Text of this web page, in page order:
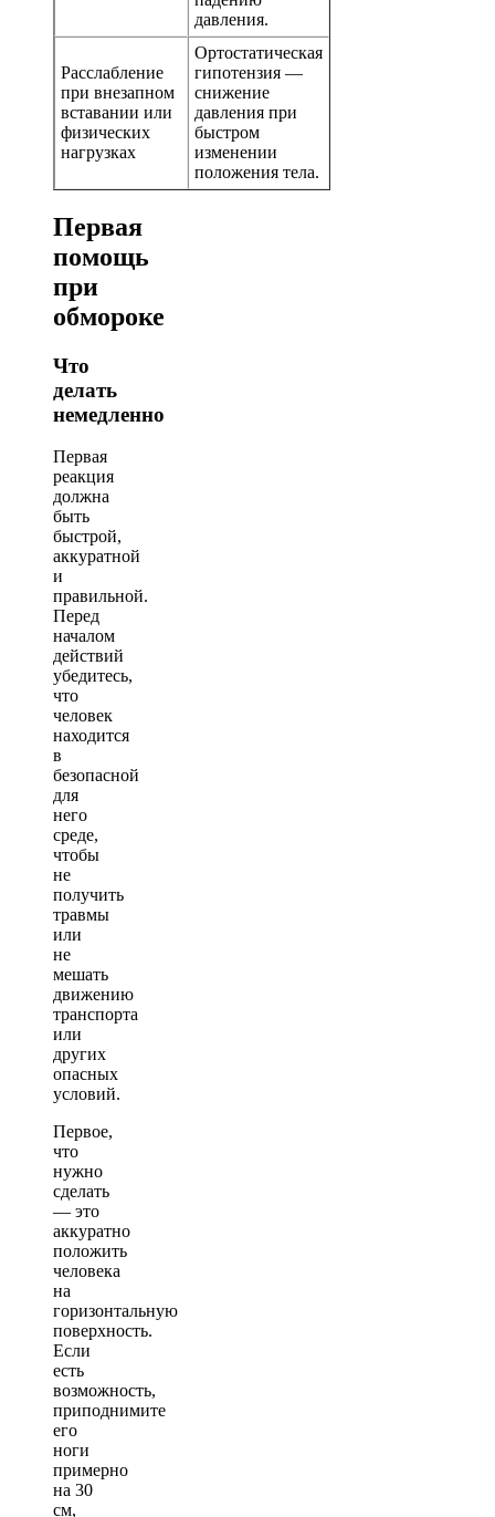
давления.
Расслабление
при внезапном
вставании или
физических
нагрузках
Ортостатическая
гипотензия —
снижение
давления при
быстром
изменении
положения тела.
Первая
помощь
при
обмороке
Что
делать
немедленно
Первая
реакция
должна
быть
быстрой,
аккуратной
и
правильной.
Перед
началом
действий
убедитесь,
что
человек
находится
в
безопасной
для
него
среде,
чтобы
не
получить
травмы
или
не
мешать
движению
транспорта
или
других
опасных
условий.
Первое,
что
нужно
сделать
— это
аккуратно
положить
человека
на
горизонтальную
поверхность.
Если
есть
возможность,
приподнимите
его
ноги
примерно
на 30
см,